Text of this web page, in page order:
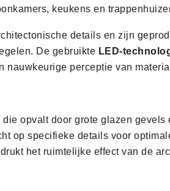
keukens en
details en zijn
De gebruikte LED-
perceptie van
opvalt door grote glazen gevels
op specifieke details voor
het ruimtelijke effect van de